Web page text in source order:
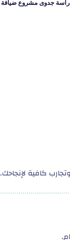
جدوى مشروع ضيافة
كافية لإنجاحك.